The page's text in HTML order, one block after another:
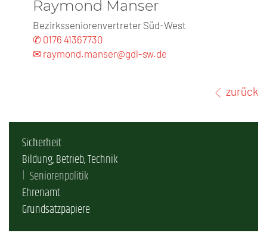
Raymond Manser
Bezirksseniorenvertreter Süd-West
✆ 0176 41367730
✉ raymond.manser@gdl-sw.de
zurück
Sicherheit
Bildung, Betrieb, Technik
Seniorenpolitik
Ehrenamt
Grundsatzpapiere